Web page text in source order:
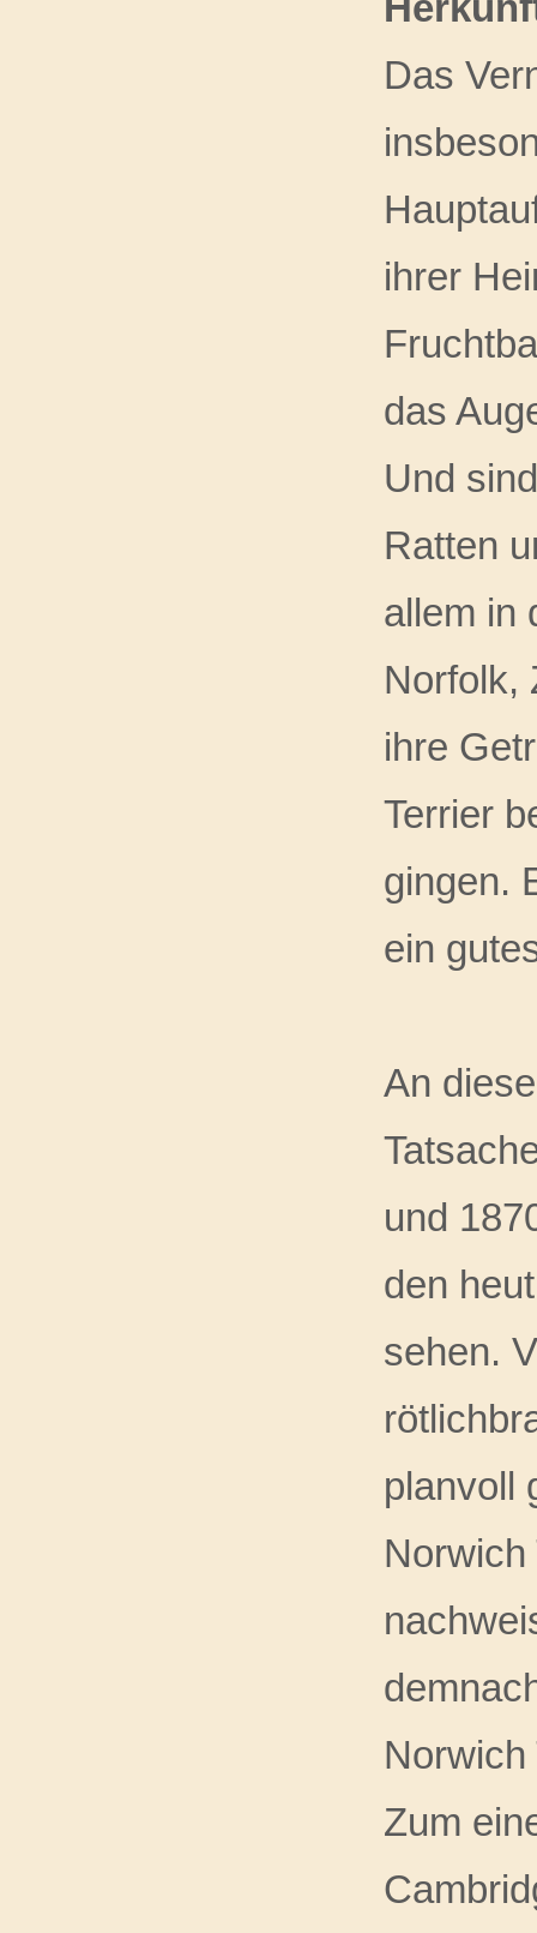
Das
ihrer
das
Und
Ratten
allem in
Norfolk,
ihre
Terrier
gingen.
ein
An
und
den
sehen.
planvoll
Zum